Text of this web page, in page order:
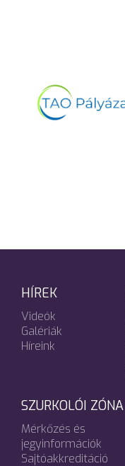
HÍREK
Videók
Galériák
Híreink
SZURKOLÓI ZÓNA
Mérkőzés és
jegyinformációk
Sajtóakkreditáció